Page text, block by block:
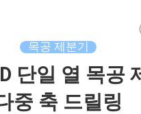
목공 제분기
단일 열 목공
중 축 드릴링